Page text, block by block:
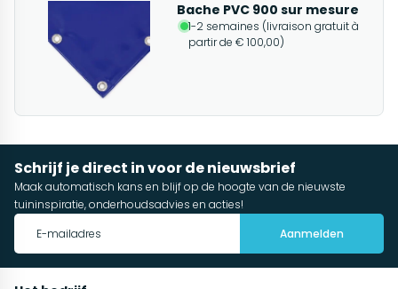
Bache PVC 900 sur mesure
1-2 semaines (livraison gratuit à
partir de € 100,00)
Schrijf je direct in voor de nieuwsbrief
Maak automatisch kans en blijf op de hoogte van de nieuwste
tuininspiratie, onderhoudsadvies en acties!
Aanmelden